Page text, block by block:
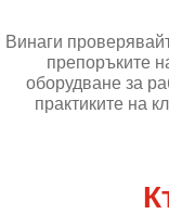
Винаги
препоръките
оборудване за
практиките на